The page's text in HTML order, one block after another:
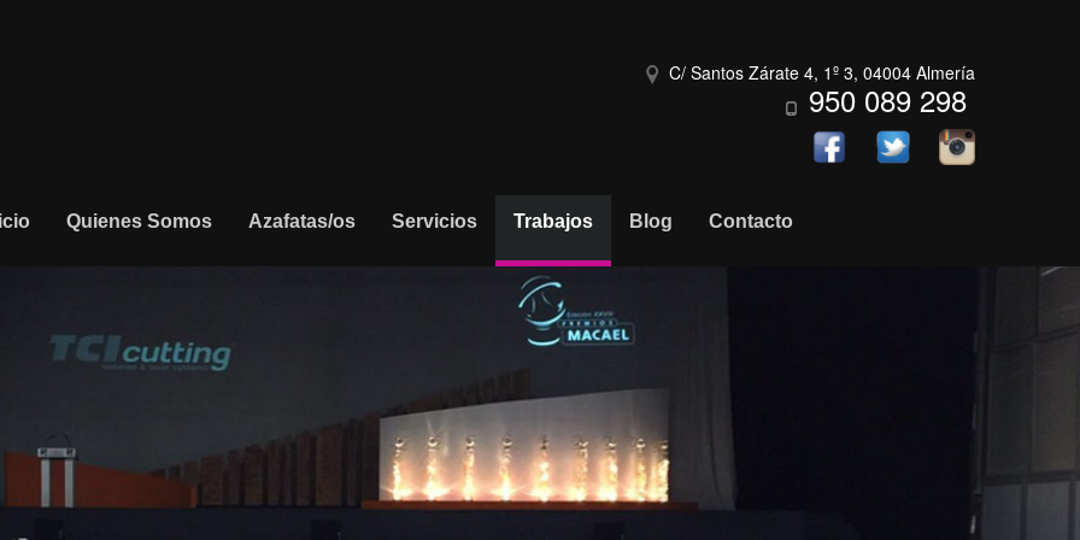
C/ Santos Zárate 4, 1º 3, 04004 Almería
950 089 298
Quienes Somos Azafatas/os Servicios Trabajos Blog Contacto